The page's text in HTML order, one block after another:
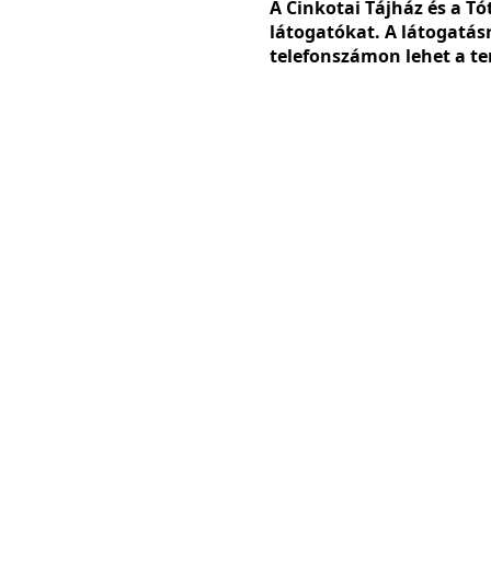
A Cinkotai Tájház és a
látogatókat. A
telefonszámon lehet a